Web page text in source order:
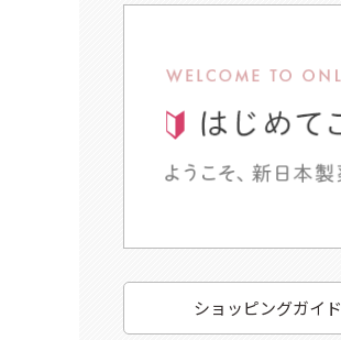
ショッピングガイド